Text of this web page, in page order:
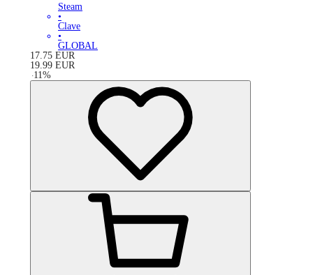
Steam
•
Clave
•
GLOBAL
17.75 EUR
19.99 EUR
-11%